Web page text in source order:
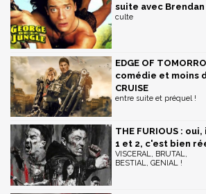
suite avec
culte
EDGE OF
comédie et moins
CRUISE
entre suite et préquel !
THE FURIOUS :
1 et 2, c'est bien
VISCERAL, BRUTAL,
BESTIAL, GENIAL !